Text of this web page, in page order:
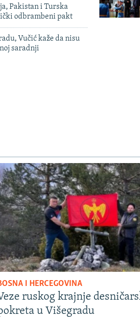
Pakistan i Turska
odbrambeni pakt
Vučić kaže da nisu
saradnji
I HERCEGOVINA
ruskog krajnje
u Višegradu